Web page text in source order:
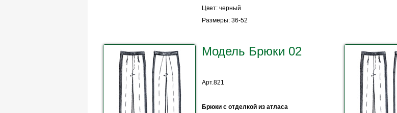
Цвет: черный
Размеры: 36-52
Модель Брюки 02
Арт.821
Брюки с отделкой из атласа